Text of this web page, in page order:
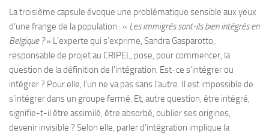
La troisième capsule évoque une problématique sensible aux yeux
d’une frange de la population : « Les immigrés sont-ils bien intégrés en
Belgique ?» L’experte qui s’exprime, Sandra Gasparotto,
responsable de projet au CRIPEL, pose, pour commencer, la
question de la définition de l’intégration. Est-ce s’intégrer ou
intégrer ? Pour elle, l’un ne va pas sans l’autre. Il est impossible de
s’intégrer dans un groupe fermé. Et, autre question, être intégré,
signifie-t-il être assimilé, être absorbé, oublier ses origines,
devenir invisible ? Selon elle, parler d’intégration implique la